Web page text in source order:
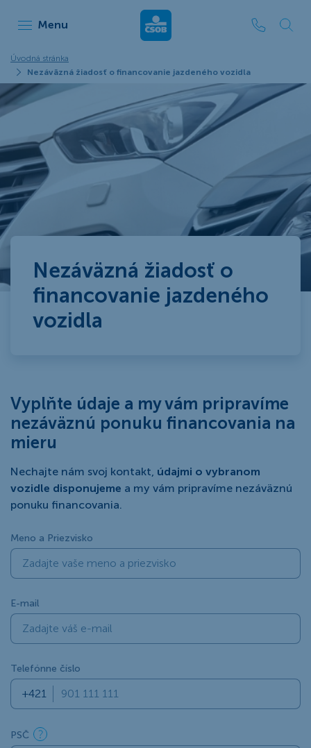
Menu ČSOB Leasing
Úvodná stránka
Nezáväzná žiadosť o financovanie jazdeného vozidla
Nezáväzná žiadosť o
financovanie jazdeného
vozidla
Vyplňte údaje a my vám pripravíme
nezáväznú ponuku financovania na
mieru
Nechajte nám svoj kontakt, údajmi o vybranom
vozidle disponujeme a my vám pripravíme nezáväznú
ponuku financovania.
Meno a Priezvisko
E-mail
Telefónne číslo
PSČ